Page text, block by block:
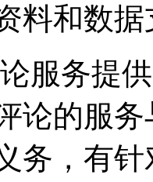
料和数
服务提
论的服
务，有